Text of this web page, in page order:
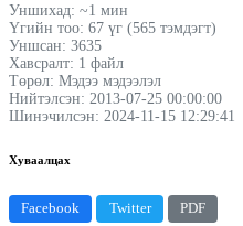
Уншихад: ~1 мин
Үгийн тоо: 67 үг (565 тэмдэгт)
Уншсан: 3635
Хавсралт: 1 файл
Төрөл: Мэдээ мэдээлэл
Нийтэлсэн: 2013-07-25 00:00:00
Шинэчилсэн: 2024-11-15 12:29:41
Хуваалцах
Facebook Twitter PDF